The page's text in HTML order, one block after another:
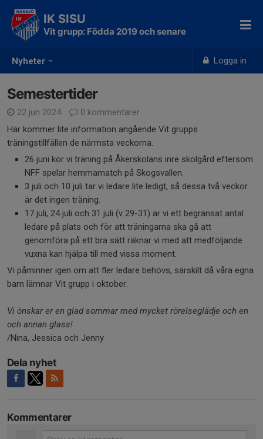
Nyheter Logga in
IK SISU
Vit grupp: Födda 2019 och senare
Semestertider
22 jun 2024
0 kommentarer
Här kommer lite information angående Vit grupps
träningstillfällen de närmsta veckorna.
26 juni kör vi träning på Åkerskolans inre skolgård eftersom
NFF spelar hemmamatch på Skogsvallen.
3 juli och 10 juli tar vi ledare lite ledigt, så dessa två veckor
är det ingen träning.
17 juli, 24 juli och 31 juli (v 29-31) är vi ett begränsat antal
ledare på plats och för att träningarna ska gå att
genomföra på ett bra sätt räknar vi med att medföljande
vuxna kan hjälpa till med vissa moment.
Vi påminner igen om att fler ledare behövs, särskilt då våra egna
barn lämnar Vit grupp i oktober.
Vi önskar er en glad sommar med mycket rörelseglädje och en
och annan glass!
/Nina, Jessica och Jenny
Dela nyhet
Kommentarer